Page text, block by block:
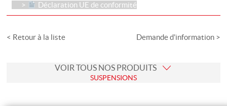
Déclaration UE de conformité
< Retour à la liste Demande d'information >
VOIR TOUS NOS PRODUITS
SUSPENSIONS